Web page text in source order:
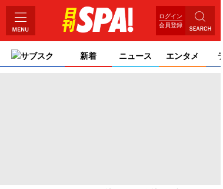
ログイン
会員登録
サブスク 新着 ニュース エンタメ